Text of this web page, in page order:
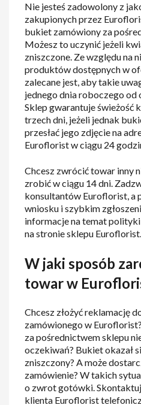
Nie jesteś zadowolony z
zakupionych przez
bukiet zamówiony za
Możesz to uczynić jeżeli
zniszczone. Ze względu na
produktów dostępnych w
zalecane jest, aby takie
jednego dnia roboczego
Sklep gwarantuje świeżość
trzech dni, jeżeli jednak
przesłać jego zdjęcie na
Euroflorist w ciągu 24
Chcesz zwrócić towar inny
zrobić w ciągu 14 dni.
konsultantów Euroflorist, a
wniosku i szybkim
informacje na temat
na stronie sklepu Euroflorist.
W jaki sposób
towar w
Chcesz złożyć reklamację
zamówionego w
za pośrednictwem sklepu
oczekiwań? Bukiet okazał
zniszczony? A może
zamówienie? W takich
o zwrot gotówki.
klienta Euroflorist